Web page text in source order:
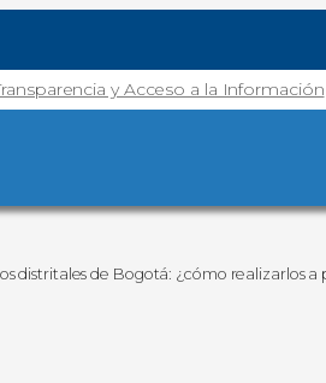
y Acceso a la Información
distritales de Bogotá: ¿cómo realizarlos